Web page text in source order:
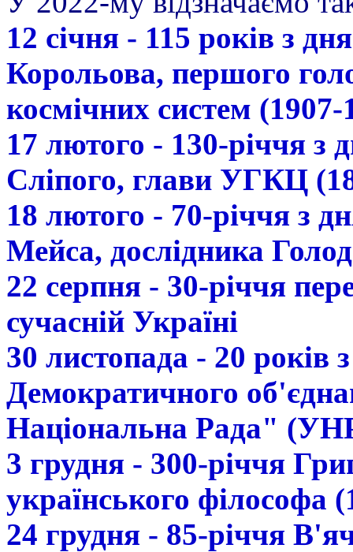
12 січня - 115 років з
Корольова, першого
космічних систем (1907-
17 лютого - 130-річчя з
Сліпого, глави УГКЦ
18 лютого - 70-річчя з
Мейса, дослідника
22 серпня - 30-річчя
сучасній Україні
30 листопада - 20 років
Демократичного
Національна Рада"
3 грудня - 300-річчя
українського філософа
24 грудня - 85-річчя